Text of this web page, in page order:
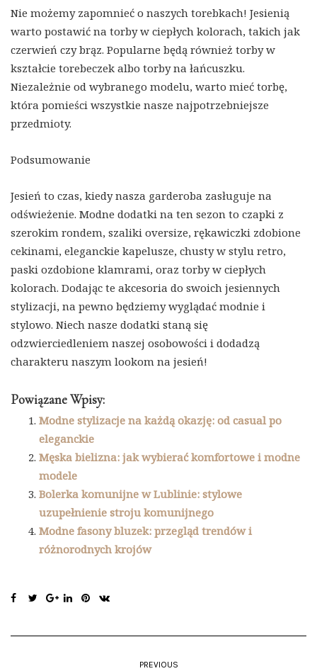
Nie możemy zapomnieć o naszych torebkach! Jesienią
warto postawić na torby w ciepłych kolorach, takich jak
czerwień czy brąz. Popularne będą również torby w
kształcie torebeczek albo torby na łańcuszku.
Niezależnie od wybranego modelu, warto mieć torbę,
która pomieści wszystkie nasze najpotrzebniejsze
przedmioty.
Podsumowanie
Jesień to czas, kiedy nasza garderoba zasługuje na
odświeżenie. Modne dodatki na ten sezon to czapki z
szerokim rondem, szaliki oversize, rękawiczki zdobione
cekinami, eleganckie kapelusze, chusty w stylu retro,
paski ozdobione klamrami, oraz torby w ciepłych
kolorach. Dodając te akcesoria do swoich jesiennych
stylizacji, na pewno będziemy wyglądać modnie i
stylowo. Niech nasze dodatki staną się
odzwierciedleniem naszej osobowości i dodadzą
charakteru naszym lookom na jesień!
Powiązane Wpisy:
Modne stylizacje na każdą okazję: od casual po
eleganckie
Męska bielizna: jak wybierać komfortowe i modne
modele
Bolerka komunijne w Lublinie: stylowe
uzupełnienie stroju komunijnego
Modne fasony bluzek: przegląd trendów i
różnorodnych krojów
PREVIOUS